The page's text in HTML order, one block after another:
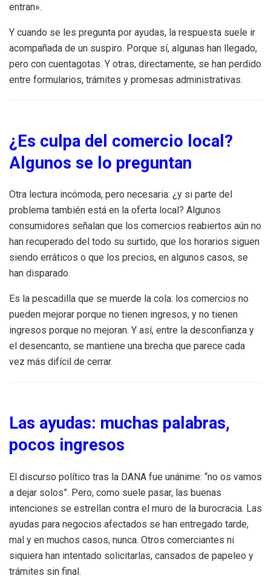
entran».
Y cuando se les pregunta por ayudas, la respuesta suele ir
acompañada de un suspiro. Porque sí, algunas han llegado,
pero con cuentagotas. Y otras, directamente, se han perdido
entre formularios, trámites y promesas administrativas.
¿Es culpa del comercio local?
Algunos se lo preguntan
Otra lectura incómoda, pero necesaria: ¿y si parte del
problema también está en la oferta local? Algunos
consumidores señalan que los comercios reabiertos aún no
han recuperado del todo su surtido, que los horarios siguen
siendo erráticos o que los precios, en algunos casos, se
han disparado.
Es la pescadilla que se muerde la cola: los comercios no
pueden mejorar porque no tienen ingresos, y no tienen
ingresos porque no mejoran. Y así, entre la desconfianza y
el desencanto, se mantiene una brecha que parece cada
vez más difícil de cerrar.
Las ayudas: muchas palabras,
pocos ingresos
El discurso político tras la DANA fue unánime: “no os vamos
a dejar solos”. Pero, como suele pasar, las buenas
intenciones se estrellan contra el muro de la burocracia. Las
ayudas para negocios afectados se han entregado tarde,
mal y en muchos casos, nunca. Otros comerciantes ni
siquiera han intentado solicitarlas, cansados de papeleo y
trámites sin final.